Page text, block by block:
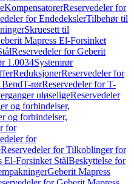
KompensatorerReservedeler for
for EndedekslerTilbehør til
Skruesett til
Mapress El-Forsinket
Reservedeler for Geberit
1.0034Systemrør
ReduksjonerReservedeler for
T-rørReservedeler for T-
uløseligeReservedeler
og forbindelser,
og forbindelser,
for
for
Reservedeler for Tilkoblinger for
El-Forsinket StålBeskyttelse for
Geberit Mapress